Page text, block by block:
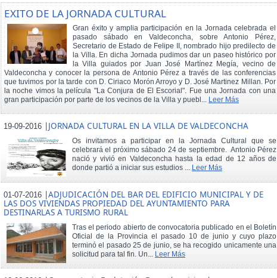
EXITO DE LA JORNADA CULTURAL
Gran éxito y amplia participación en la Jornada celebrada el
pasado sábado en Valdeconcha, sobre Antonio Pérez,
Secretario de Estado de Felipe II, nombrado hijo predilecto de
la Villa. En dicha Jornada pudimos dar un paseo histórico por
la Villa guiados por Juan José Martínez Megía, vecino de
Valdeconcha y conocer la persona de Antonio Pérez a través de las conferencias
que tuvimos por la tarde con D. Ciriaco Morón Arroyo y D. José Martinez Millan. Por
la noche vimos la película "La Conjura de El Escorial". Fue una Jornada con una
gran participación por parte de los vecinos de la Villa y puebl... Leer Más
19-09-2016 |JORNADA CULTURAL EN LA VILLA DE VALDECONCHA
Os invitamos a participar en la Jornada Cultural que se
celebrará el próximo sábado 24 de septiembre. Antonio Pérez
nació y vivió en Valdeconcha hasta la edad de 12 años de
donde partió a iniciar sus estudios ... Leer Más
01-07-2016 |ADJUDICACIÓN DEL BAR DEL EDIFICIO MUNICIPAL Y DE
LAS DOS VIVIENDAS PROPIEDAD DEL AYUNTAMIENTO PARA
DESTINARLAS A TURISMO RURAL
Tras el periodo abierto de convocatoria publicado en el Boletín
Oficial de la Provincia el pasado 10 de junio y cuyo plazo
terminó el pasado 25 de junio, se ha recogido unicamente una
solicitud para tal fin. Un... Leer Más